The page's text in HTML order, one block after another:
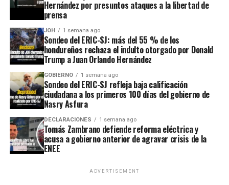
Hernández por presuntos ataques a la libertad de
prensa
JOH 1 semana ago
Sondeo del ERIC-SJ: más del 55 % de los
hondureños rechaza el indulto otorgado por Donald
Trump a Juan Orlando Hernández
GOBIERNO 1 semana ago
Sondeo del ERIC-SJ refleja baja calificación
ciudadana a los primeros 100 días del gobierno de
Nasry Asfura
DECLARACIONES 1 semana ago
Tomás Zambrano defiende reforma eléctrica y
acusa a gobierno anterior de agravar crisis de la
ENEE
ADVERTISEMENT